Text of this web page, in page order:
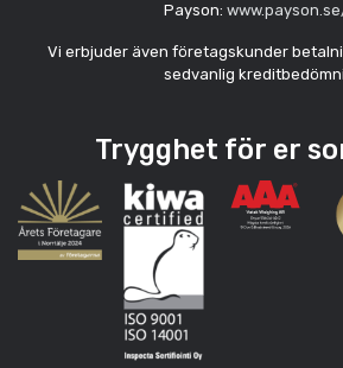
Payson:
Vi erbjuder även företagskunder
sedvanlig
Trygghet för er